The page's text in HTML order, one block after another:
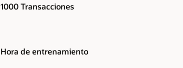
1000 Transacciones
Hora de entrenamiento